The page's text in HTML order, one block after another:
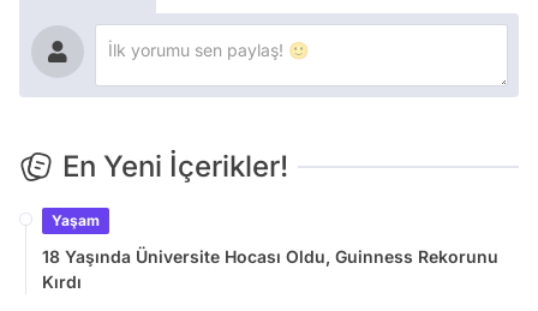
En Yeni İçerikler!
Yaşam
18 Yaşında Üniversite Hocası Oldu, Guinness Rekorunu
Kırdı